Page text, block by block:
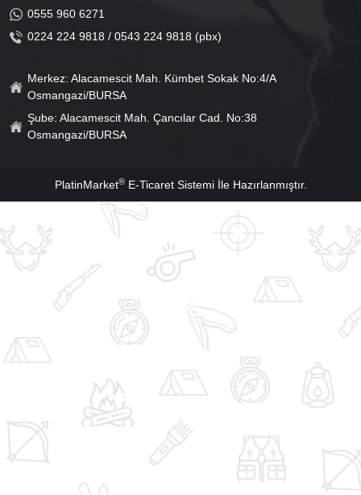
0555 960 6271
0224 224 9818 / 0543 224 9818 (pbx)
Merkez: Alacamescit Mah. Kümbet Sokak No:4/A
Osmangazi/BURSA
Şube: Alacamescit Mah. Çancılar Cad. No:38
Osmangazi/BURSA
PlatinMarket®E-Ticaret Sistemiİle Hazırlanmıştır.